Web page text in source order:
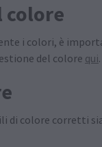
colore
i colori, è
del colore qui.
di colore corretti